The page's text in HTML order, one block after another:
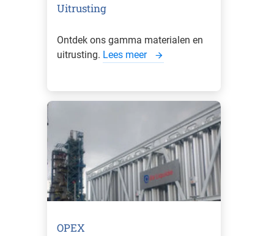
Uitrusting
Ontdek ons gamma materialen en
uitrusting. Lees meer
OPEX